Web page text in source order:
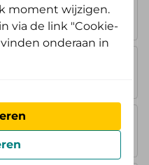
moment wijzigen.
via de link "Cookie-
onderaan in